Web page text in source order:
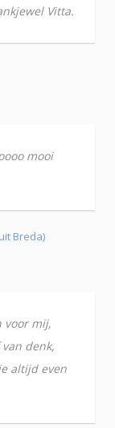
Vitta.
mooi
Breda)
voor mij,
denk,
altijd even